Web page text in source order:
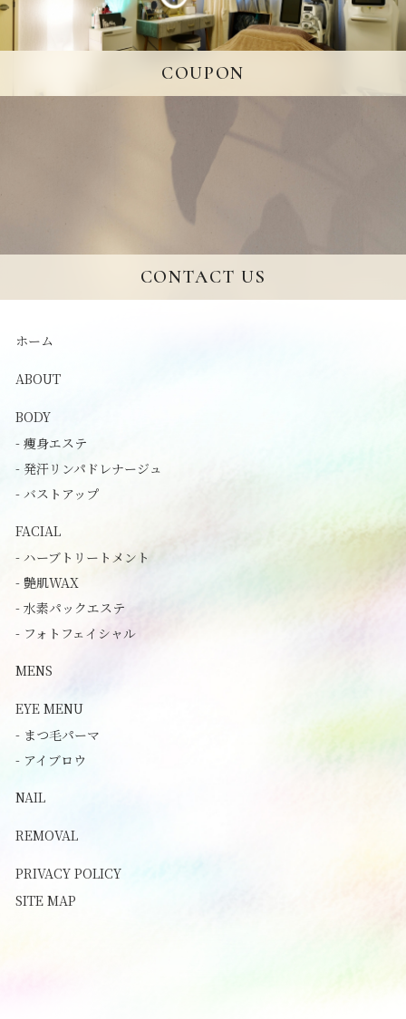
COUPON
CONTACT US
ホーム
ABOUT
BODY
- 痩身エステ
- 発汗リンパドレナージュ
- バストアップ
FACIAL
- ハーブトリートメント
- 艶肌WAX
- 水素パックエステ
- フォトフェイシャル
MENS
EYE MENU
- まつ毛パーマ
- アイブロウ
NAIL
REMOVAL
PRIVACY POLICY
SITE MAP